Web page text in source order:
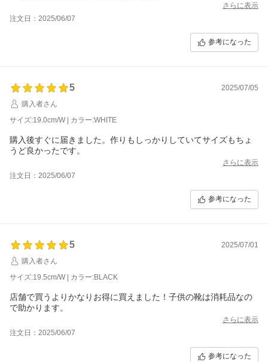
さらに表示
注文日：2025/06/07
参考になった
5
2025/07/05
購入者さん
サイズ:19.0cm/W | カラー:WHITE
購入後すぐに届きました。作りもしっかりしていてサイズもちょ
うど良かったです。
さらに表示
注文日：2025/06/07
参考になった
5
2025/07/01
購入者さん
サイズ:19.5cm/W | カラー:BLACK
店舗で買うよりかなりお得に買えました！子供の靴は消耗品なの
で助かります。
さらに表示
注文日：2025/06/07
参考になった